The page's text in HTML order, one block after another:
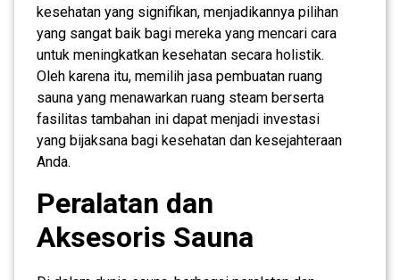
kesehatan yang signifikan, menjadikannya pilihan
yang sangat baik bagi mereka yang mencari cara
untuk meningkatkan kesehatan secara holistik.
Oleh karena itu, memilih jasa pembuatan ruang
sauna yang menawarkan ruang steam berserta
fasilitas tambahan ini dapat menjadi investasi
yang bijaksana bagi kesehatan dan kesejahteraan
Anda.
Peralatan dan
Aksesoris Sauna